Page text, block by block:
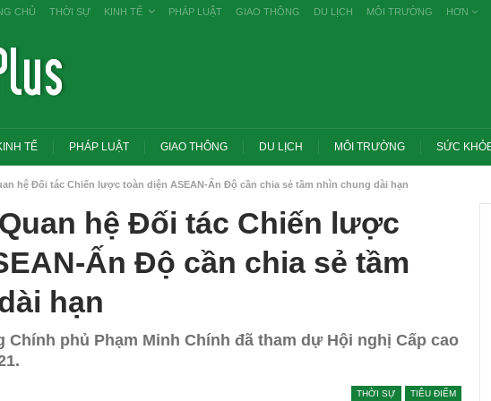
CHỦ THỜI SỰ KINH TẾ PHÁP LUẬT GIAO THÔNG DU LỊCH MÔI TRƯỜNG HƠN
TẾ PHÁP LUẬT GIAO THÔNG DU LỊCH MÔI TRƯỜNG SỨC
hệ Đối tác Chiến lược toàn diện ASEAN-Ấn Độ cần chia sẻ tầm nhìn chung dài hạn
hệ Đối tác Chiến lược
Ấn Độ cần chia sẻ tầm
hạn
Chính phủ Phạm Minh Chính đã tham dự Hội nghị Cấp cao
THỜI SỰ TIÊU ĐIỂM